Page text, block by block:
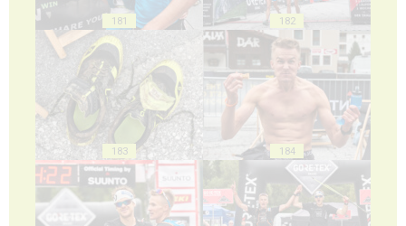
181 182
183 184